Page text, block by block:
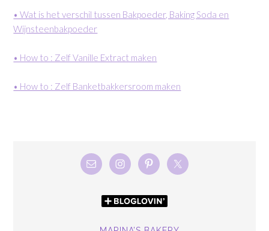
• Wat is het verschil tussen Bakpoeder, Baking Soda en
Wijnsteenbakpoeder
• How to : Zelf Vanille Extract maken
• How to : Zelf Banketbakkersroom maken